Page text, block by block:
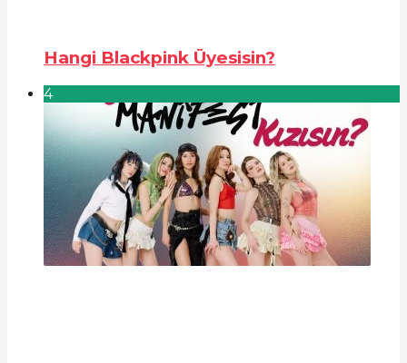
Hangi Blackpink Üyesisin?
4